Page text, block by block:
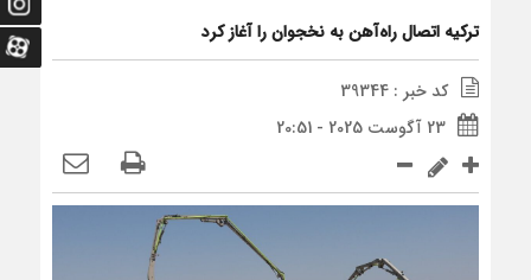
ترکیه اتصال راه‌آهن به نخجوان را آغاز کرد
کد خبر : 39344
23 آگوست 2025 - 20:51